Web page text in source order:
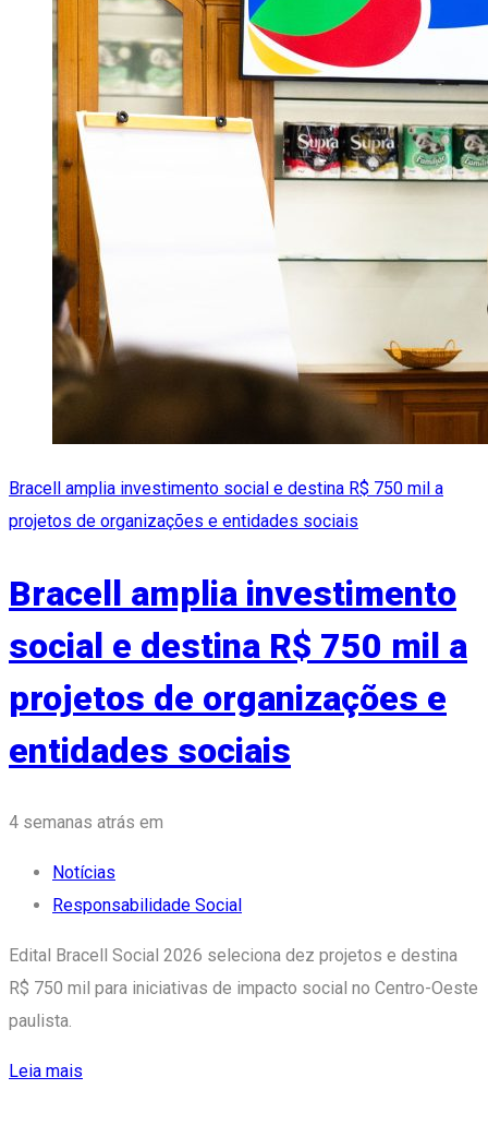
Bracell amplia investimento social e destina R$ 750 mil a
projetos de organizações e entidades sociais
Bracell amplia investimento
social e destina R$ 750 mil a
projetos de organizações e
entidades sociais
4 semanas atrás em
Notícias
Responsabilidade Social
Edital Bracell Social 2026 seleciona dez projetos e destina
R$ 750 mil para iniciativas de impacto social no Centro-Oeste
paulista.
Leia mais